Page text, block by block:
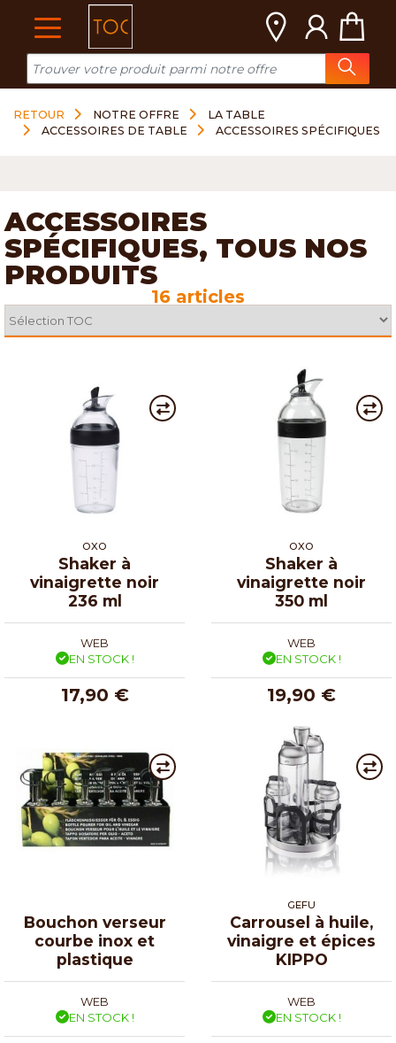
RETOUR NOTRE OFFRE
LA TABLE
ACCESSOIRES DE TABLE
ACCESSOIRES SPÉCIFIQUES
ACCESSOIRES
SPÉCIFIQUES, TOUS NOS
PRODUITS
16 articles
OXO
Shaker à
vinaigrette noir
236 ml
WEB
EN STOCK !
17,90 €
OXO
Shaker à
vinaigrette noir
350 ml
WEB
EN STOCK !
19,90 €
Bouchon verseur
courbe inox et
plastique
WEB
EN STOCK !
GEFU
Carrousel à huile,
vinaigre et épices
KIPPO
WEB
EN STOCK !
Cookies management panel